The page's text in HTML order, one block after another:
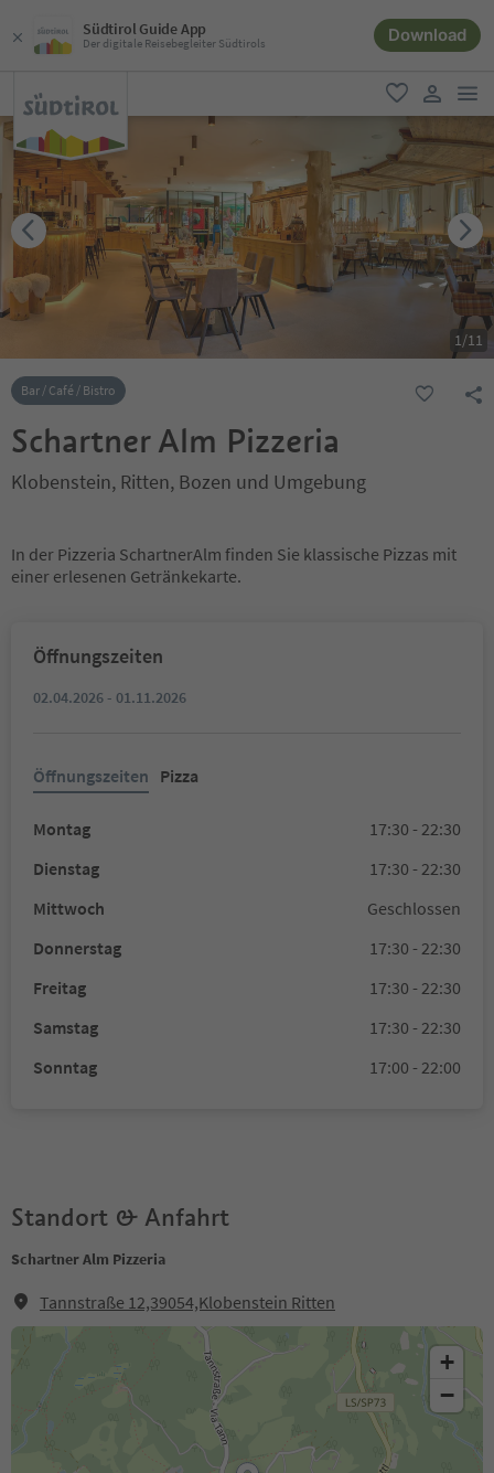
Südtirol Guide App
Der digitale Reisebegleiter Südtirols Download
favorit
user link
1/11
Bar / Café / Bistro
Schartner Alm Pizzeria
Klobenstein, Ritten, Bozen und Umgebung
In der Pizzeria SchartnerAlm finden Sie klassische Pizzas mit
einer erlesenen Getränkekarte.
Öffnungszeiten
02.04.2026 - 01.11.2026
Öffnungszeiten Pizza
Montag
17:30 - 22:30
Dienstag
17:30 - 22:30
Mittwoch
Geschlossen
Donnerstag
17:30 - 22:30
Freitag
17:30 - 22:30
Samstag
17:30 - 22:30
Sonntag
17:00 - 22:00
Standort & Anfahrt
Schartner Alm Pizzeria
Tannstraße 12,39054,Klobenstein Ritten
+
−